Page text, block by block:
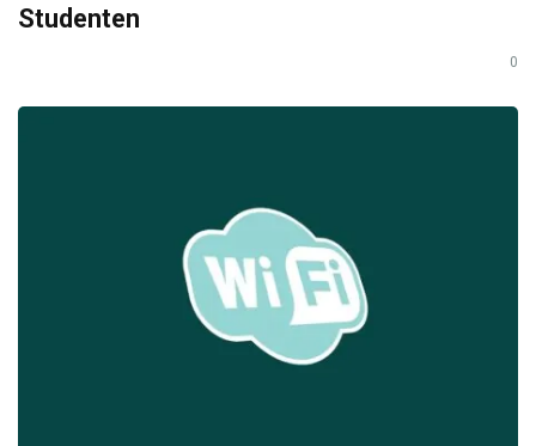
Studenten
0